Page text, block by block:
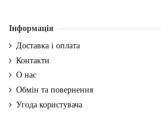
Інформація
Доставка і оплата
Контакти
О нас
Обмін та повернення
Угода користувача